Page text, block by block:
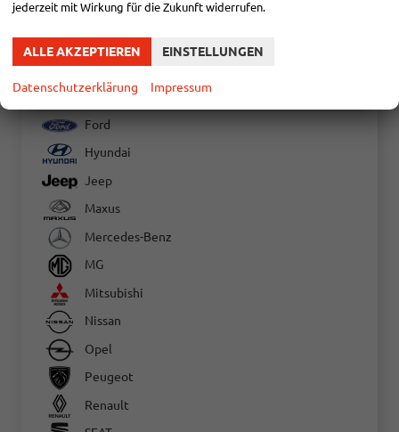
Dacia
Fiat
Ducato Kastenwagen
Ford
Hyundai
Jeep
Maxus
Mercedes-Benz
MG
Mitsubishi
Nissan
Opel
Peugeot
Renault
jederzeit mit Wirkung für die Zukunft widerrufen.
ALLE AKZEPTIEREN EINSTELLUNGEN
Datenschutzerklärung Impressum